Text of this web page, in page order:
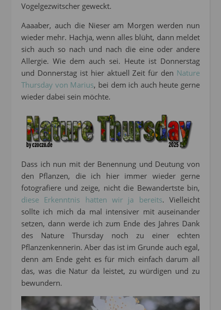
Vogelgezwitscher geweckt.
Aaaaber, auch die Nieser am Morgen werden nun
wieder mehr. Hachja, wenn alles blüht, dann meldet
sich auch so nach und nach die eine oder andere
Allergie. Wie dem auch sei. Heute ist Donnerstag
und Donnerstag ist hier aktuell Zeit für den Nature
Thursday von Marius, bei dem ich auch heute gerne
wieder dabei sein möchte.
Dass ich nun mit der Benennung und Deutung von
den Pflanzen, die ich hier immer wieder gerne
fotografiere und zeige, nicht die Bewandertste bin,
diese Erkenntnis hatten wir ja bereits. Vielleicht
sollte ich mich da mal intensiver mit auseinander
setzen, dann werde ich zum Ende des Jahres Dank
des Nature Thursday noch zu einer echten
Pflanzenkennerin. Aber das ist im Grunde auch egal,
denn am Ende geht es für mich einfach darum all
das, was die Natur da leistet, zu würdigen und zu
bewundern.